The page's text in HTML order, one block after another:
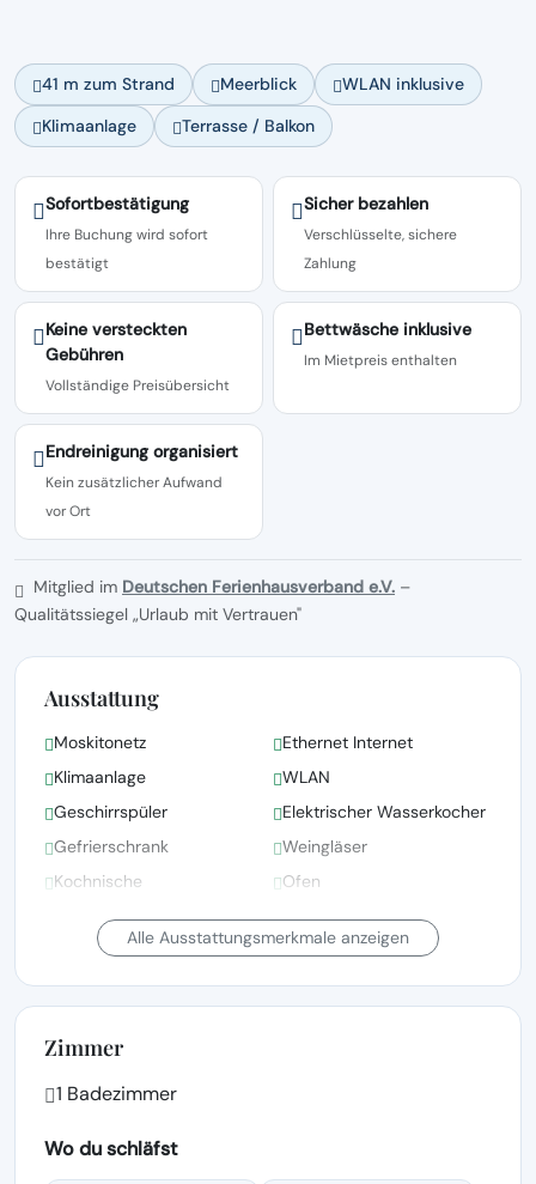
41 m zum Strand Meerblick
WLAN inklusive
Klimaanlage
Terrasse / Balkon
Sofortbestätigung
Ihre Buchung wird sofort
bestätigt
Sicher bezahlen
Verschlüsselte, sichere
Zahlung
Keine versteckten
Gebühren
Vollständige Preisübersicht
Bettwäsche inklusive
Im Mietpreis enthalten
Endreinigung organisiert
Kein zusätzlicher Aufwand
vor Ort
Mitglied im Deutschen Ferienhausverband e.V. –
Qualitätssiegel „Urlaub mit Vertrauen"
Ausstattung
Moskitonetz
Ethernet Internet
Klimaanlage
WLAN
Geschirrspüler
Elektrischer Wasserkocher
Gefrierschrank
Weingläser
Kochnische
Ofen
Teller und Schüsseln
Kühlschrank
Alle Ausstattungsmerkmale anzeigen
Zimmer
1 Badezimmer
Wo du schläfst